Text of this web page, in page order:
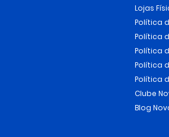
Lojas
Política
Política
Política
Política
Política
Clube
Blog